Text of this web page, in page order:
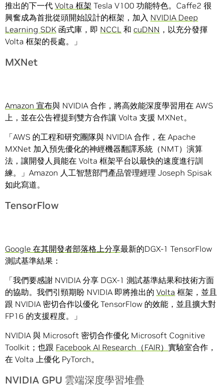
推出的下一代 Volta 框架 Tesla V100 功能特色。Caffe2 很
興奮成為首批從頭開始設計的框架，加入 NVIDIA Deep
Learning SDK 函式庫，即 NCCL 和 cuDNN ，以充分發揮
Volta 框架的長處。」
MXNet
Amazon 宣布與 NVIDIA 合作，將高效能深度學習用在 AWS
上，並在公告裡提到雙方合作讓 Volta 支援 MXNet。
「AWS 的工程和研究團隊與 NVIDIA 合作，在 Apache
MXNet 加入預先優化的神經機器翻譯系統（NMT）演算
法，讓開發人員能在 Volta 框架平台以最快的速度進行訓
練。」Amazon 人工智慧部門產品管理經理 Joseph Spisak
如此寫道。
TensorFlow
Google 在其開發者部落格上分享最新的DGX-1 TensorFlow
測試基準結果：
「我們要感謝 NVIDIA 分享 DGX-1 測試基準結果和技術方面
的協助。我們引頸期盼 NVIDIA 即將推出的 Volta 框架，並且
跟 NVIDIA 密切合作以優化 TensorFlow 的效能，並且擴大對
FP16 的支援程度。」
NVIDIA 與 Microsoft 密切合作優化 Microsoft Cognitive
Toolkit；也跟 Facebook AI Research（FAIR） 實驗室合作，
在 Volta 上優化 PyTorch。
NVIDIA GPU 雲端深度學習堆疊